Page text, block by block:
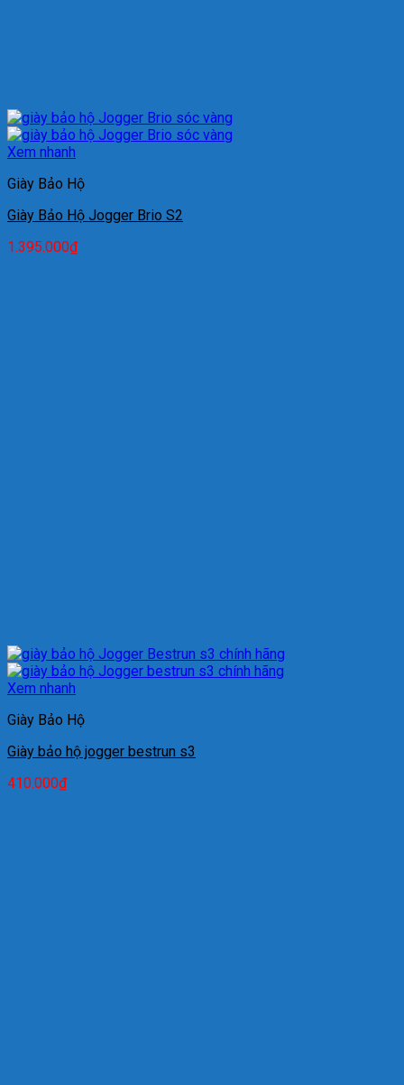
Xem nhanh
Giày Bảo Hộ
Giày Bảo Hộ Jogger Brio S2
1.395.000₫
Xem nhanh
Giày Bảo Hộ
Giày bảo hộ jogger bestrun s3
410.000₫